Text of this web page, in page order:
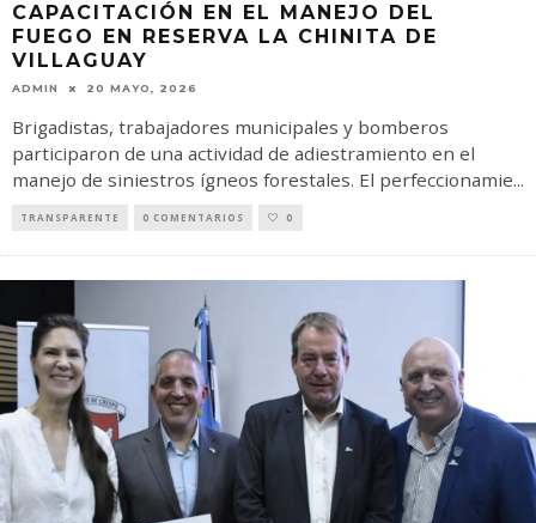
CAPACITACIÓN EN EL MANEJO DEL
FUEGO EN RESERVA LA CHINITA DE
VILLAGUAY
ADMIN 20 MAYO, 2026
Brigadistas, trabajadores municipales y bomberos
participaron de una actividad de adiestramiento en el
manejo de siniestros ígneos forestales. El perfeccionamie...
TRANSPARENTE 0 COMENTARIOS 0